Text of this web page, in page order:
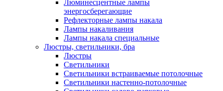
Люминесцентные лампы
энергосберегающие
Рефлекторные лампы накала
Лампы накаливания
Лампы накала специальные
Люстры, светильники, бра
Люстры
Светильники
Светильники встраиваемые потолочные
Светильники настенно-потолочные